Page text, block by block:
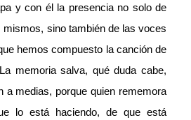
y con él la presencia no solo de
mismos, sino también de las voces
hemos compuesto la canción de
memoria salva, qué duda cabe,
a medias, porque quien rememora
lo está haciendo, de que está